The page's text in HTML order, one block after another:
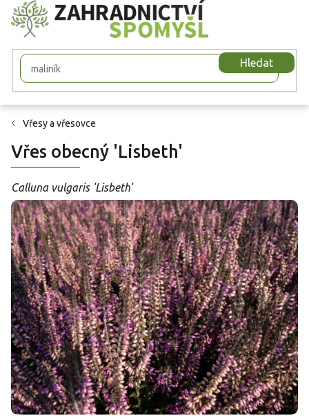
Přejít
na
obsah
Hledat
Vřesy a vřesovce
Vřes obecný 'Lisbeth'
Calluna vulgaris 'Lisbeth'